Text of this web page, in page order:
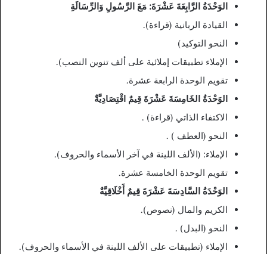
الوَحْدَةُ الرَّابِعَةَ عَشْرَةَ: مَعَ الرَّسُولِ وَالرِّسَالَةِ
القيادة الربانية (قراءة).
النحو التوكيد)
الإملاء تطبيقات إملائية على ألف تنوين النصب).
تقويم الوحدة الرابعة عشرة.
الوَحْدَةُ الخَامِسَةَ عَشْرَةَ قِيمٌ اقْتِصَادِيَّةٌ
الاكتفاء الذاتي (قراءة) .
النحو (العطف ) .
الإملاء: (الألف اللينة في آخر الأسماء والحروف).
تقويم الوحدة الخامسة عشرة.
الوَحْدَةُ السَّادِسَةَ عَشْرَةَ قِيمٌ أَخْلَاقِيَّةٌ
الكريم والمال (نصوص).
النحو (البدل) .
الإملاء (تطبيقات على الألف اللينة في الأسماء والحروف).